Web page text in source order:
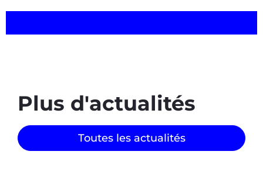
Plus d'actualités
Toutes les actualités